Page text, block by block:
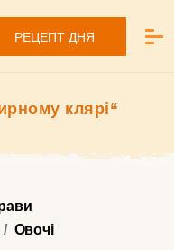
РЕЦЕПТ ДНЯ
клярі“
Овочі